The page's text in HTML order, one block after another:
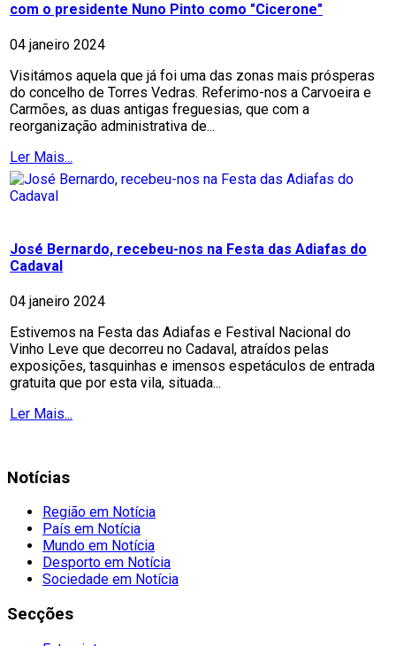
com o presidente Nuno Pinto como "Cicerone"
04 janeiro 2024
Visitámos aquela que já foi uma das zonas mais prósperas
do concelho de Torres Vedras. Referimo-nos a Carvoeira e
Carmões, as duas antigas freguesias, que com a
reorganização administrativa de...
Ler Mais...
José Bernardo, recebeu-nos na Festa das Adiafas do
Cadaval
04 janeiro 2024
Estivemos na Festa das Adiafas e Festival Nacional do
Vinho Leve que decorreu no Cadaval, atraídos pelas
exposições, tasquinhas e imensos espetáculos de entrada
gratuita que por esta vila, situada...
Ler Mais...
Notícias
Região em Notícia
País em Notícia
Mundo em Notícia
Desporto em Notícia
Sociedade em Notícia
Secções